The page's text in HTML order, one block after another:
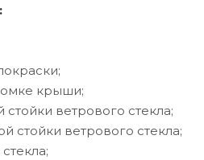
крыши;
ветрового стекла;
стойки ветрового стекла;